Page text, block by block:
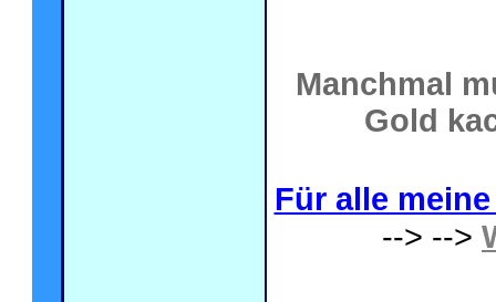
Manchmal
Gold
Für alle
--> -->